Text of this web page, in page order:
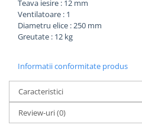
Teava iesire : 12 mm
Ventilatoare : 1
Diametru elice : 250 mm
Greutate : 12 kg
Informatii conformitate produs
Caracteristici
Review-uri(0)